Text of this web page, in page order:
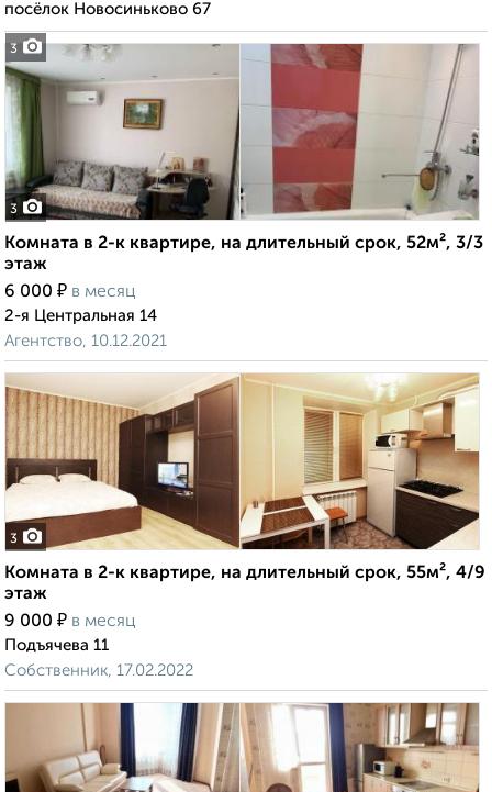
3
посёлок Новосиньково 67
3
Комната в 2-к квартире, на длительный срок, 52м², 3/3
этаж
6 000 ₽ в месяц
2-я Центральная 14
Агентство, 10.12.2021
3
Комната в 2-к квартире, на длительный срок, 55м², 4/9
этаж
9 000 ₽ в месяц
Подъячева 11
Собственник, 17.02.2022